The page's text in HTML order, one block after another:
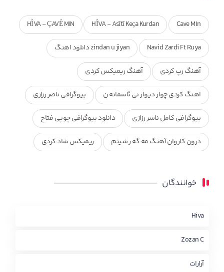
Cave Min
HÎVA - Asîtî Keça Kurdan
HÎVA - ÇAVÊ MIN
Navid Zardi Ft Ruya zindan u jiyan دانلود اهنگ
آهنگ رپ کردی آهنگ ریمیکس کردی
اهنگ کردی چوار دیوار نی ئاسمانه ن بیوگرافی ناصر رزازی
بیوگرافی کامل ناسر رزازی دانلود بیوگرافی چوپی فتاح
درون کاروان آهنگ مه گه ر شیتم ریمیکس شاد کردی
محمد جزا
چاو من
خوانندگان
Hiva
Zozan C
آرارات